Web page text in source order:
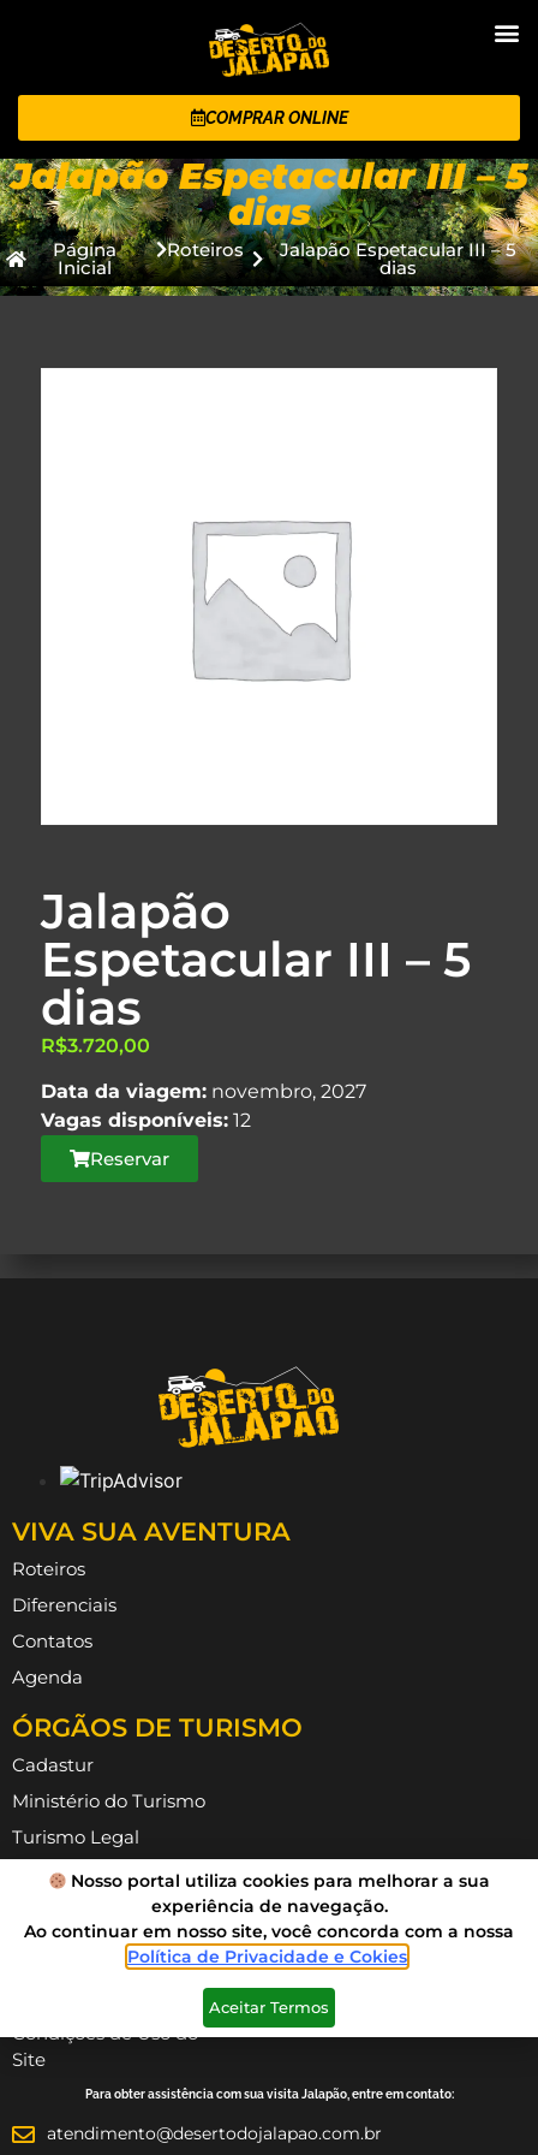
COMPRAR ONLINE
Jalapão Espetacular III – 5
dias
Página
Inicial
Roteiros Jalapão Espetacular III – 5
dias
Jalapão
Espetacular III – 5
dias
R$3.720,00
Data da viagem: novembro, 2027
Vagas disponíveis: 12
Reservar
VIVA SUA AVENTURA
Roteiros
Diferenciais
Contatos
Agenda
ÓRGÃOS DE TURISMO
Cadastur
Ministério do Turismo
Turismo Legal
ABAV TO
INFORMAÇÕES
Política de Privacidade
Condições de Uso do
Site
Para obter assistência com sua visita Jalapão, entre em contato:
atendimento@desertodojalapao.com.br
Nosso portal utiliza cookies para melhorar a sua
experiência de navegação.
Ao continuar em nosso site, você concorda com a nossa
Política de Privacidade e Cokies
Aceitar Termos